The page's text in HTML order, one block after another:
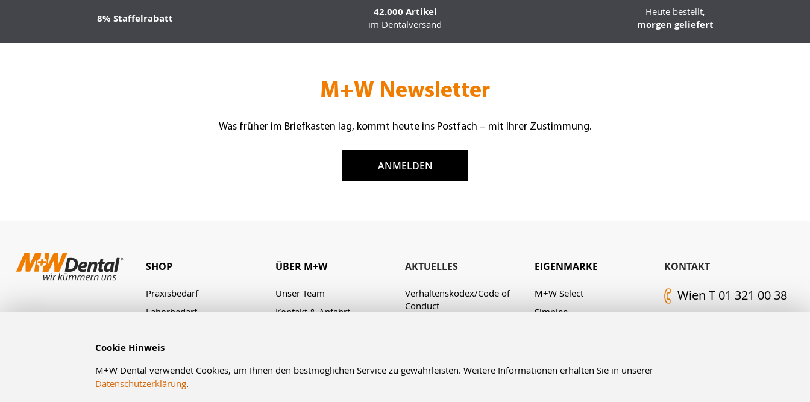
Cookie Hinweis
M+W Dental verwendet Cookies, um Ihnen den bestmöglichen Service zu gewährleisten. Weitere Informationen erhalten Sie in unserer
Datenschutzerklärung.
8% Staffelrabatt 42.000 Artikel
im Dentalversand
Heute bestellt,
morgen geliefert
M+W Newsletter
Was früher im Briefkasten lag, kommt heute ins Postfach – mit Ihrer Zustimmung.
ANMELDEN
KONTAKT
Wien T 01 321 00 38
SHOP
Praxisbedarf
Laborbedarf
ÜBER M+W
Unser Team
Kontakt & Anfahrt
AKTUELLES
Verhaltenskodex/Code of
Conduct
EIGENMARKE
M+W Select
Simplee